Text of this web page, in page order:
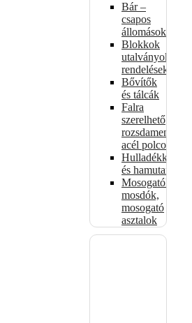
Bár –
csapos
állomások
Blokkok
utalványokhoz,
rendelésekhez
Bővítők
és tálcák
Falra
szerelhető
rozsdamentes
acél polcok
Hulladékkosarak
és hamutartók
Mosogatók,
mosdók,
mosogató
asztalok